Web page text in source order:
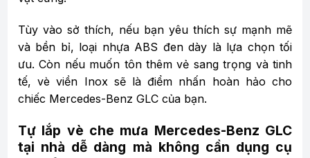
Tùy vào sở thích, nếu bạn yêu thích sự mạnh mẽ
và bền bỉ, loại nhựa ABS đen dày là lựa chọn tối
ưu. Còn nếu muốn tôn thêm vẻ sang trọng và tinh
tế, vè viền Inox sẽ là điểm nhấn hoàn hảo cho
chiếc Mercedes-Benz GLC của bạn.
Tự lắp vè che mưa Mercedes-Benz GLC
tại nhà dễ dàng mà không cần dụng cụ